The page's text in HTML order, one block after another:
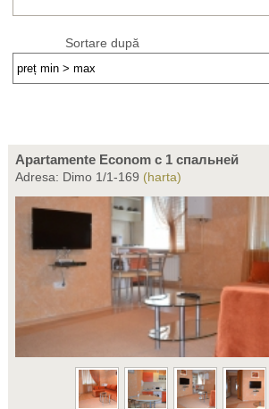
Sortare după
Apartamente Econom c 1 спальней
Adresa: Dimo 1/1-169 (harta)